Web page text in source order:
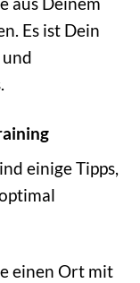
Es ist Dein
einige Tipps,
einen Ort mit